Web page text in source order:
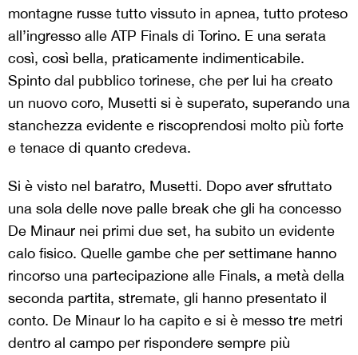
montagne russe tutto vissuto in apnea, tutto proteso
all’ingresso alle ATP Finals di Torino. E una serata
così, così bella, praticamente indimenticabile.
Spinto dal pubblico torinese, che per lui ha creato
un nuovo coro, Musetti si è superato, superando una
stanchezza evidente e riscoprendosi molto più forte
e tenace di quanto credeva.
Si è visto nel baratro, Musetti. Dopo aver sfruttato
una sola delle nove palle break che gli ha concesso
De Minaur nei primi due set, ha subito un evidente
calo fisico. Quelle gambe che per settimane hanno
rincorso una partecipazione alle Finals, a metà della
seconda partita, stremate, gli hanno presentato il
conto. De Minaur lo ha capito e si è messo tre metri
dentro al campo per rispondere sempre più